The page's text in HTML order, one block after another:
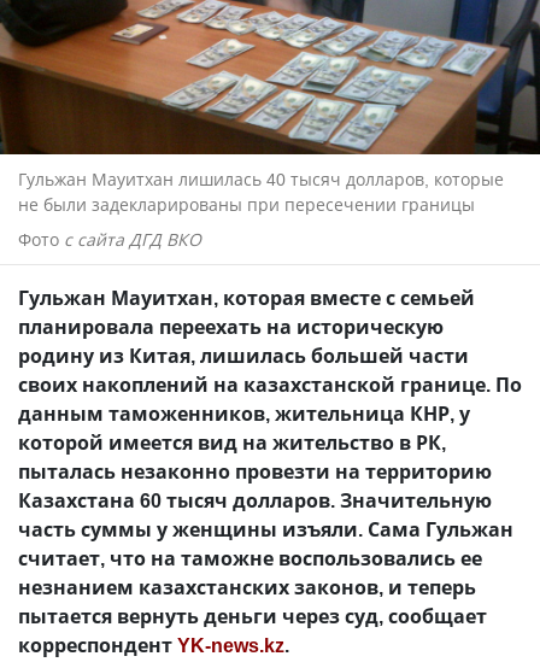
Гульжан Мауитхан лишилась 40 тысяч долларов, которые
не были задекларированы при пересечении границы
Фото с сайта ДГД ВКО
Гульжан Мауитхан, которая вместе с семьей
планировала переехать на историческую
родину из Китая, лишилась большей части
своих накоплений на казахстанской границе. По
данным таможенников, жительница КНР, у
которой имеется вид на жительство в РК,
пыталась незаконно провезти на территорию
Казахстана 60 тысяч долларов. Значительную
часть суммы у женщины изъяли. Сама Гульжан
считает, что на таможне воспользовались ее
незнанием казахстанских законов, и теперь
пытается вернуть деньги через суд, сообщает
корреспондентYK-news.kz.